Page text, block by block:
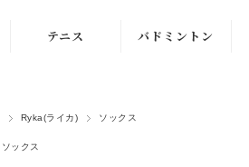
テニス
シューズ
バドミントン
Ryka(ライカ) ソックス
ソックス